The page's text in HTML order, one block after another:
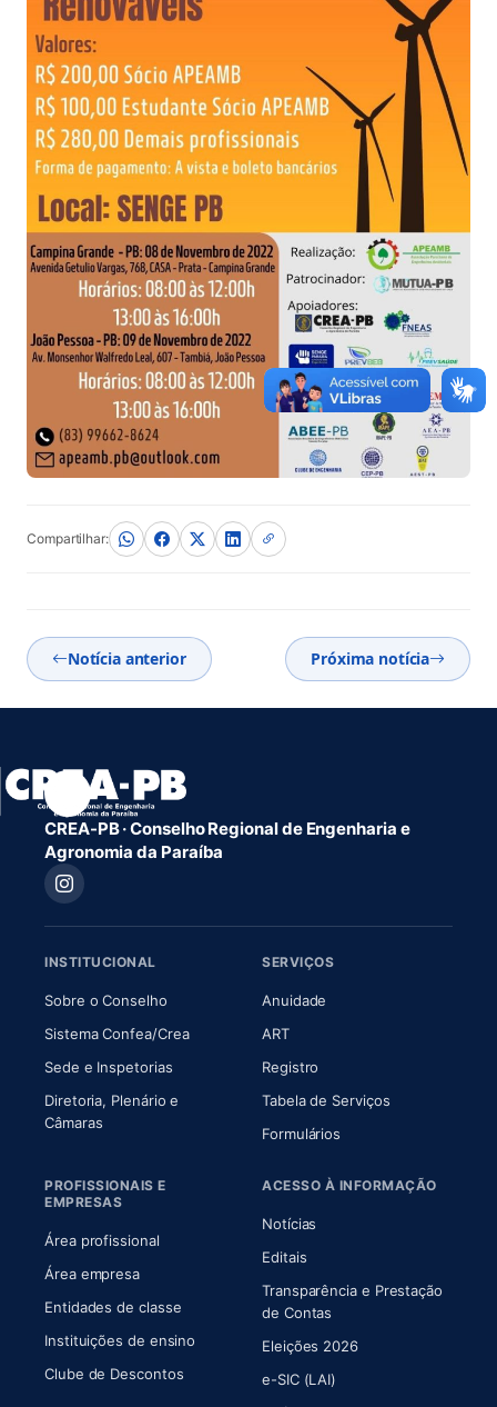
Compartilhar:
Notícia anterior Próxima notícia
CREA-PB · Conselho Regional de Engenharia e
Agronomia da Paraíba
INSTITUCIONAL
Sobre o Conselho(abre em nova aba)
Sistema Confea/Crea(abre em nova aba)
Sede e Inspetorias
Diretoria, Plenário e
Câmaras(abre em nova aba)
SERVIÇOS
Anuidade
ART(abre em nova aba)
Registro
Tabela de Serviços
Formulários
PROFISSIONAIS E
EMPRESAS
Área profissional
Área empresa
Entidades de classe
Instituições de ensino
Clube de Descontos
ACESSO À INFORMAÇÃO
Notícias
Editais
Transparência e Prestação
de Contas
Eleições 2026
e-SIC (LAI)